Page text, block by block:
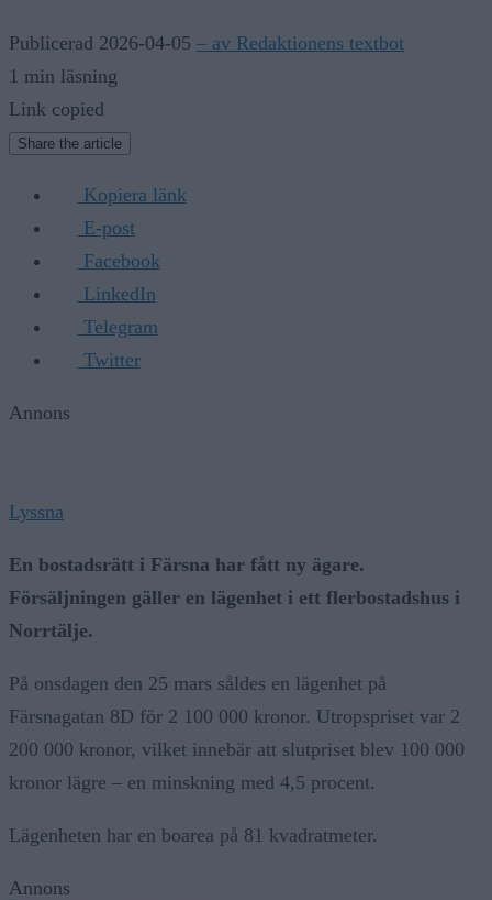
Publicerad 2026-04-05 – av Redaktionens textbot
1 min läsning
Link copied
Share the article
Kopiera länk
E-post
Facebook
LinkedIn
Telegram
Twitter
Annons
Lyssna
En bostadsrätt i Färsna har fått ny ägare.
Försäljningen gäller en lägenhet i ett flerbostadshus i
Norrtälje.
På onsdagen den 25 mars såldes en lägenhet på
Färsnagatan 8D för 2 100 000 kronor. Utropspriset var 2
200 000 kronor, vilket innebär att slutpriset blev 100 000
kronor lägre – en minskning med 4,5 procent.
Lägenheten har en boarea på 81 kvadratmeter.
Annons